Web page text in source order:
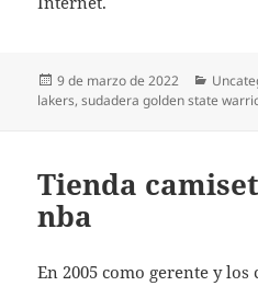
Publicado
el
9 de marzo de 2022
lakers,sudadera golden state
Tienda
nba
En 2005 como gerente y